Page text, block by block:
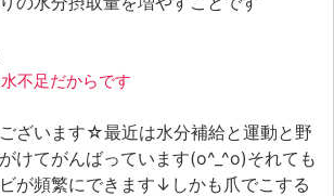
不足だからです
ざいます☆最近は水分補給と運動と野
けてがんばっています(o^_^o)それても
が頻繁にできます↓しかも爪でこする